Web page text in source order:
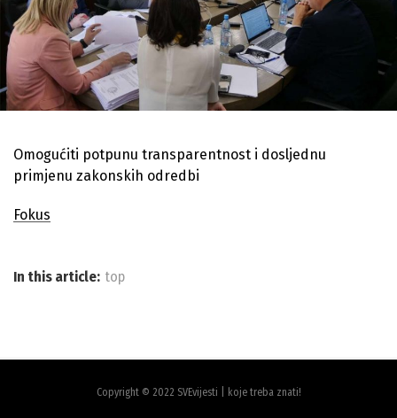
Omogućiti potpunu transparentnost i dosljednu
primjenu zakonskih odredbi
Fokus
In this article: top
Copyright © 2022 SVEvijesti | koje treba znati!